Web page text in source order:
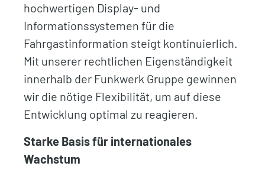
hochwertigen Display- und
Informationssystemen für die
Fahrgastinformation steigt kontinuierlich.
Mit unserer rechtlichen Eigenständigkeit
innerhalb der Funkwerk Gruppe gewinnen
wir die nötige Flexibilität, um auf diese
Entwicklung optimal zu reagieren.
Starke Basis für internationales
Wachstum